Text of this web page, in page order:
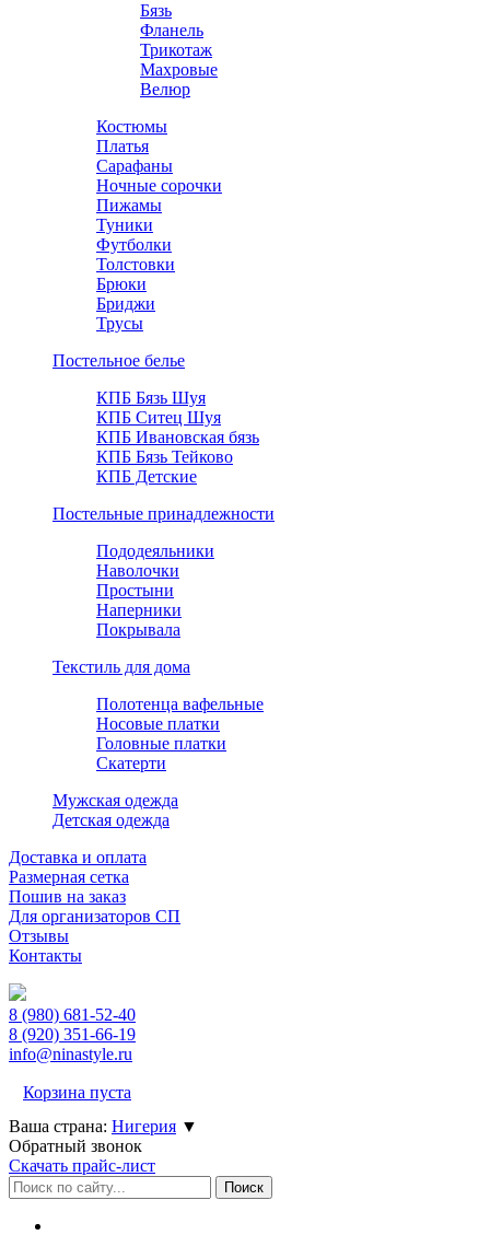
Бязь
Фланель
Трикотаж
Махровые
Велюр
Костюмы
Платья
Сарафаны
Ночные сорочки
Пижамы
Туники
Футболки
Толстовки
Брюки
Бриджи
Трусы
Постельное белье
КПБ Бязь Шуя
КПБ Ситец Шуя
КПБ Ивановская бязь
КПБ Бязь Тейково
КПБ Детские
Постельные принадлежности
Пододеяльники
Наволочки
Простыни
Наперники
Покрывала
Текстиль для дома
Полотенца вафельные
Носовые платки
Головные платки
Скатерти
Мужская одежда
Детская одежда
Доставка и оплата
Размерная сетка
Пошив на заказ
Для организаторов СП
Отзывы
Контакты
8 (980) 681-52-40
8 (920) 351-66-19
info@ninastyle.ru
Корзина пуста
Ваша страна: Нигерия ▼
Обратный звонок
Скачать прайс-лист